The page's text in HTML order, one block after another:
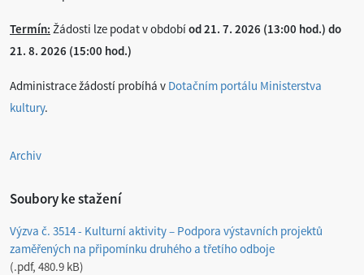
Termín: Žádosti lze podat v obdobíod 21. 7. 2026 (13:00 hod.) do
21. 8. 2026 (15:00 hod.)
Administrace žádostí probíhá v Dotačním portálu Ministerstva
kultury.
Archiv
Soubory ke stažení
Výzva č. 3514 - Kulturní aktivity – Podpora výstavních projektů
zaměřených na připomínku druhého a třetího odboje
.pdf, 480.9 kB